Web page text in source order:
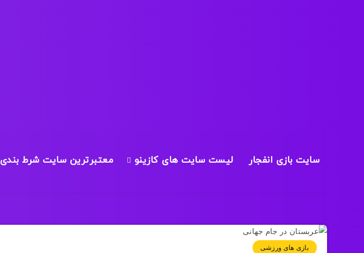
سایت بازی انفجار لیست سایت های کازینو معتبرترین سایت شرط بندی
بازی های ورزشی